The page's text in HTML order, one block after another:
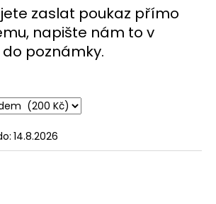
zaslat poukaz přímo
napište nám to v
poznámky.
14.8.2026